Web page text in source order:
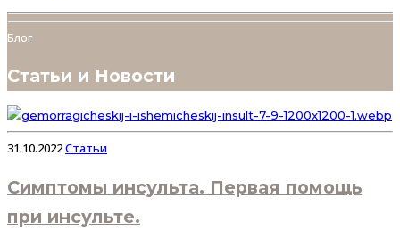
Блог
Статьи и Новости
31.10.2022Статьи
Симптомы инсульта. Первая помощь
при инсульте.